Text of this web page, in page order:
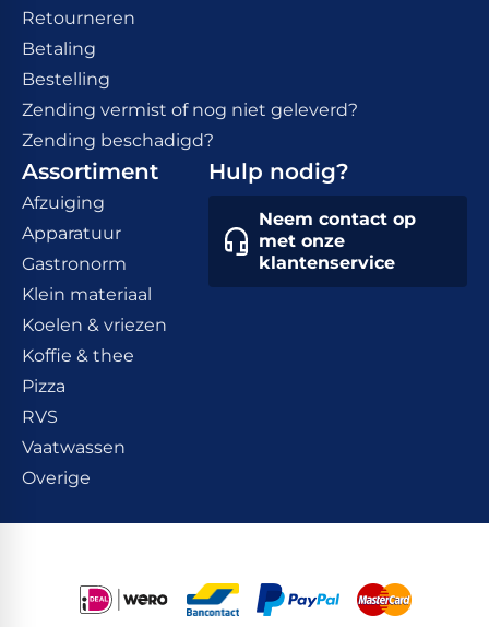
Retourneren
Betaling
Bestelling
Zending vermist of nog niet geleverd?
Zending beschadigd?
Assortiment
Afzuiging
Apparatuur
Gastronorm
Klein materiaal
Koelen & vriezen
Koffie & thee
Pizza
RVS
Vaatwassen
Overige
Hulp nodig?
Neem contact op
met onze
klantenservice